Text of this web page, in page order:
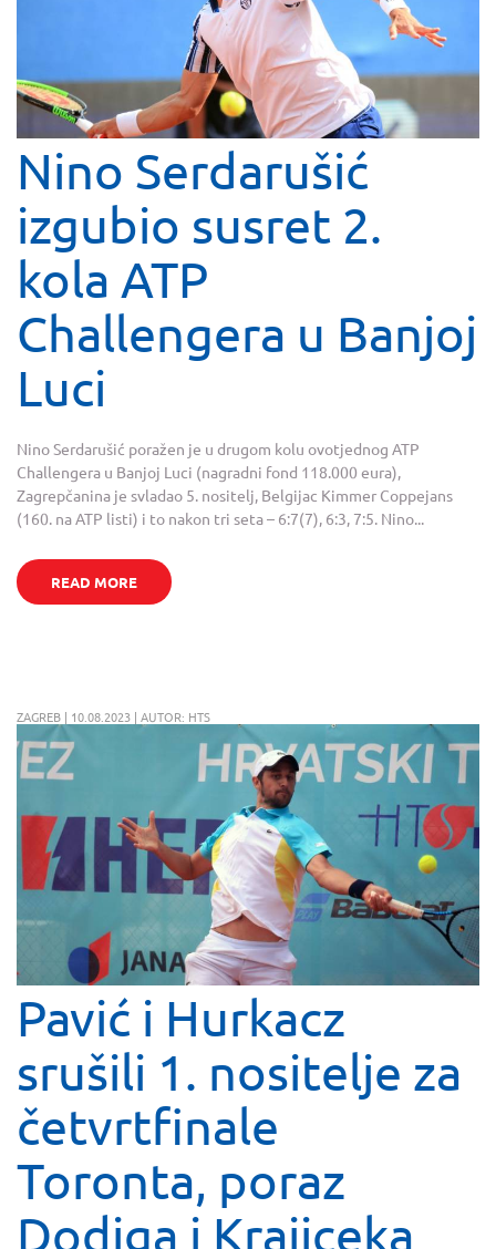
Nino Serdarušić
izgubio susret 2.
kola ATP
Challengera u Banjoj
Luci
Nino Serdarušić poražen je u drugom kolu ovotjednog ATP
Challengera u Banjoj Luci (nagradni fond 118.000 eura),
Zagrepčanina je svladao 5. nositelj, Belgijac Kimmer Coppejans
(160. na ATP listi) i to nakon tri seta – 6:7(7), 6:3, 7:5. Nino...
READ MORE
ZAGREB | 10.08.2023 | AUTOR: HTS
Pavić i Hurkacz
srušili 1. nositelje za
četvrtfinale
Toronta, poraz
Dodiga i Krajiceka